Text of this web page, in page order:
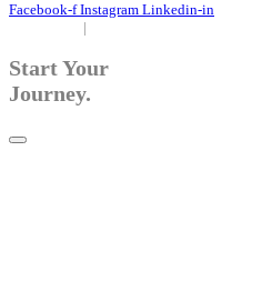
Facebook-f Instagram Linkedin-in
|
Start Your
Journey.